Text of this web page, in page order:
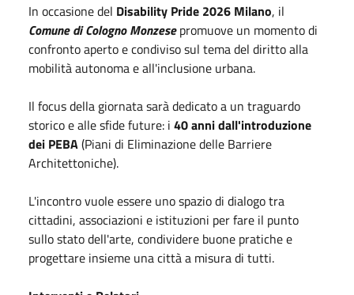
In occasione del Disability Pride 2026 Milano, il
Comune di Cologno Monzesepromuove un momento di
confronto aperto e condiviso sul tema del diritto alla
mobilità autonoma e all'inclusione urbana.
Il focus della giornata sarà dedicato a un traguardo
storico e alle sfide future: i 40 anni dall'introduzione
dei PEBA(Piani di Eliminazione delle Barriere
Architettoniche).
L'incontro vuole essere uno spazio di dialogo tra
cittadini, associazioni e istituzioni per fare il punto
sullo stato dell'arte, condividere buone pratiche e
progettare insieme una città a misura di tutti.